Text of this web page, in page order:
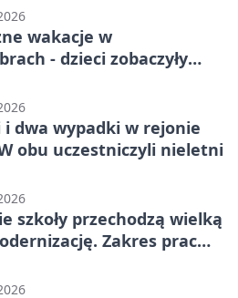
wakacje w
- dzieci zobaczyły
i dwa wypadki w rejonie
obu uczestniczyli nieletni
szkoły przechodzą wielką
Zakres prac